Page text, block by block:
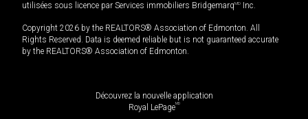
utilisées sous licence par Services immobiliers BridgemarqMD Inc.
Copyright 2026 by the REALTORS® Association of Edmonton. All
Rights Reserved. Data is deemed reliable but is not guaranteed accurate
by the REALTORS® Association of Edmonton.
Découvrez la nouvelle application
Royal LePageMD